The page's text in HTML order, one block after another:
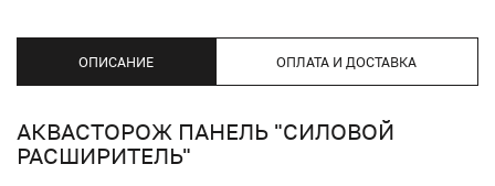
ОПИСАНИЕ ОПЛАТА И ДОСТАВКА
АКВАСТОРОЖ ПАНЕЛЬ "СИЛОВОЙ
РАСШИРИТЕЛЬ"